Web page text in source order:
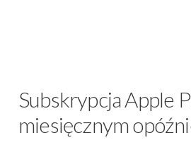
Subskrypcja Apple
miesięcznym